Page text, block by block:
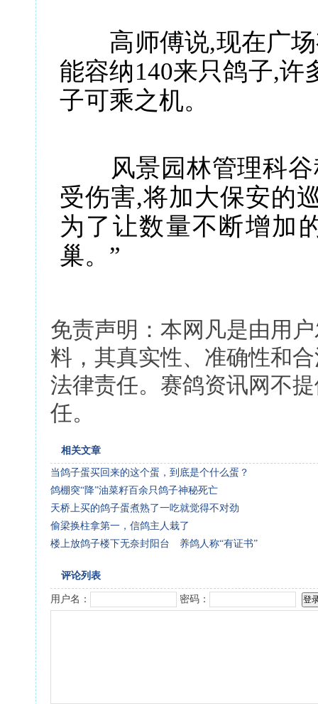
高师傅说,现在广场
能容纳140来只鸽子,许
子可乘之机。
风景园林管理科谷
受伤害,将加大保安的
为了让数量不断增加
巢。”
免责声明：本网凡是由用
料，其真实性、准确性和
法律责任。赛鸽资讯网不
任。
相关文章
当鸽子蛋买回来的这个蛋，到底是个什么蛋？
鸽棚突“降”油菜籽百余只鸽子神秘死亡
天桥上买的鸽子蛋煮熟了一吃就觉得不对劲
偷梁换柱拿第一，信鸽主人栽了
楼上放鸽子楼下无奈封阳台 养鸽人称“有证书”
评论列表
用户名： 密码：